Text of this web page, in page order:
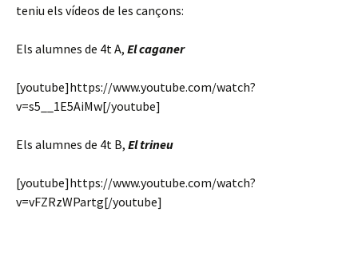
teniu els vídeos de les cançons:
Els alumnes de 4t A, El caganer
[youtube]https://www.youtube.com/watch?
v=s5__1E5AiMw[/youtube]
Els alumnes de 4t B, El trineu
[youtube]https://www.youtube.com/watch?
v=vFZRzWPartg[/youtube]